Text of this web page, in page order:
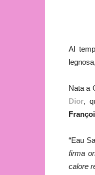
Al
Nata a
Dior,
“Eau
firma
calore